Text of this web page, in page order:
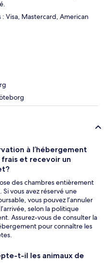
Visa, Mastercard, American
à l’hébergement
et recevoir un
des chambres entièrement
vous avez réservé une
vous pouvez l’annuler
selon la politique
Assurez-vous de consulter la
pour connaître les
t-il les animaux de